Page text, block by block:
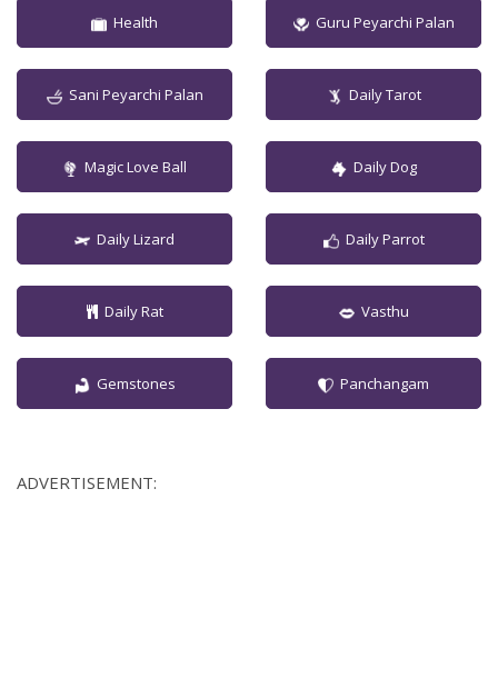
Health Guru Peyarchi Palan
Sani Peyarchi Palan Daily Tarot
Magic Love Ball Daily Dog
Daily Lizard Daily Parrot
Daily Rat Vasthu
Gemstones Panchangam
ADVERTISEMENT: